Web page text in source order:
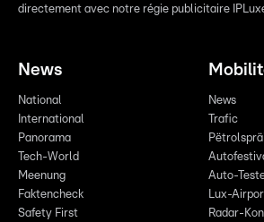
directement avec notre régie publicitaire
News
National
International
Panorama
Tech-World
Meenung
Faktencheck
Safety First
News
Trafic
Auto-
Lux-
Radar-